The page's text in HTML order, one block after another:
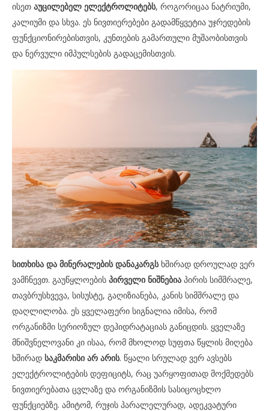
ისეთ აუცილებელ ელექტროლიტებს, როგორიცაა ნატრიუმი,
კალიუმი და სხვა. ეს ნივთიერებები გადამწყვეტია უჯრედების
ფუნქციონირებისთვის, კუნთების გამართული მუშაობისთვის
და ნერვული იმპულსების გადაცემისთვის.
სითხისა და მინერალების დანაკარგსხშირად დროულად ვერ
ვამჩნევთ. გაუწყლოების პირველი ნიშნებია პირის სიმშრალე,
თავბრუსხვევა, სისუსტე, გაღიზიანება, კანის სიმშრალე და
დაღლილობა. ეს ყველაფერი სიგნალია იმისა, რომ
ორგანიზმი სერიოზულ დეჰიდრატაციას განიცდის. ყველაზე
მნიშვნელოვანი კი ისაა, რომ მხოლოდ სუფთა წყლის მიღება
ხშირად საკმარისი არ არის. წყალი სრულად ვერ ავსებს
ელექტროლიტების დეფიციტს, რაც უარყოფითად მოქმედებს
ნივთიერებათა ცვლაზე და ორგანიზმის სასიცოცხლო
ფუნქციებზე. ამიტომ, რუჯის პარალელურად, ადეკვატური